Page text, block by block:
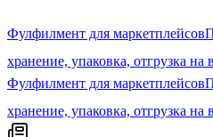
Фулфилмент для маркетплейсов
хранение, упаковка, отгрузка на
Фулфилмент для маркетплейсов
хранение, упаковка, отгрузка на